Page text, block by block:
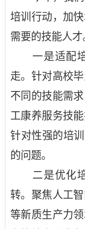
培训行动，加
需要的技能人才
一是适配培
走。针对高校
不同的技能需
工康养服务技
针对性强的培
的问题。
二是优化培
转。聚焦人工
等新质生产力